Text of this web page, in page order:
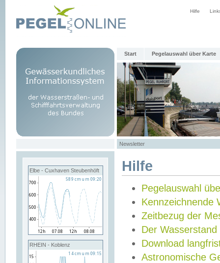
Hilfe
Start Pegelauswahl über Karte
Newsletter
Elbe - Cuxhaven Steubenhöft
RHEIN - Koblenz
Hilfe
Pegelauswahl
Kennzeichnende
Zeitbezug der
Der Wasserstand
Download
Astronomische